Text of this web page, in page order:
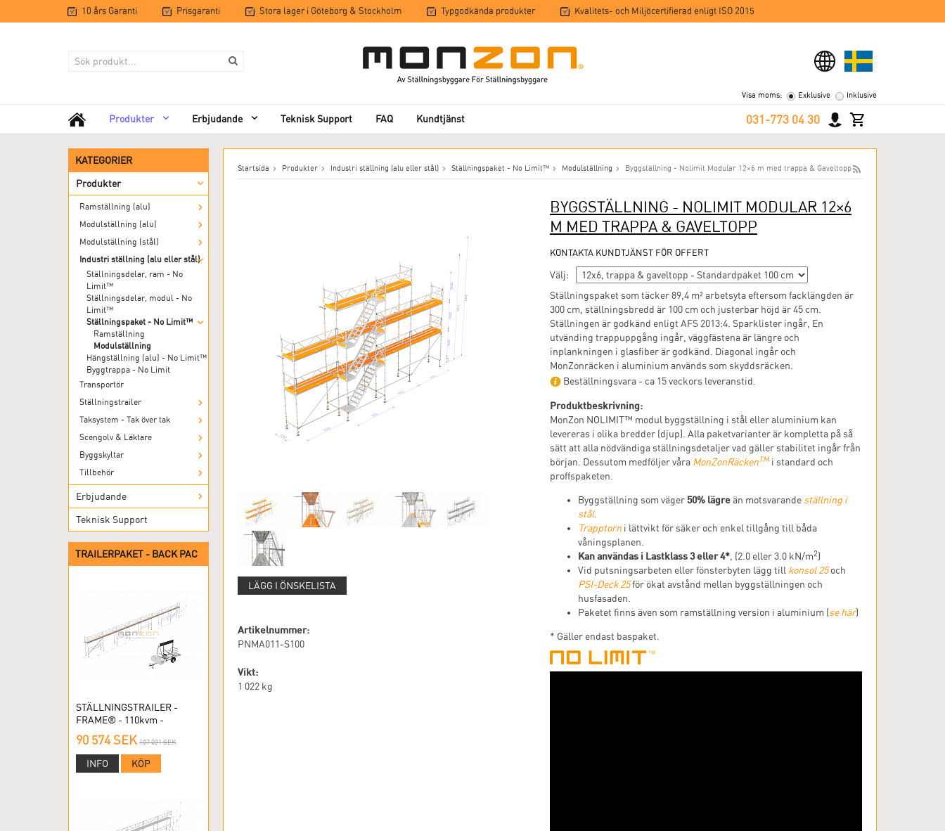
10 års Garanti Prisgaranti Stora lager i Göteborg & Stockholm Typgodkända produkter Kvalitets- och Miljöcertifierad enligt ISO 2015
Visa moms: Exklusive Inklusive
Produkter Erbjudande Teknisk Support FAQ Kundtjänst 031-773 04 30
KATEGORIER
Produkter
Ramställning (alu)
Modulställning (alu)
Modulställning (stål)
Industri ställning (alu eller stål)
Ställningsdelar, ram - No
Limit™
Ställningsdelar, modul - No
Limit™
Ställningspaket - No Limit™
Ramställning
Modulställning
Hängställning (alu) - No Limit™
Byggtrappa - No Limit
Transportör
Ställningstrailer
Taksystem - Tak över tak
Scengolv & Läktare
Byggskyltar
Tillbehör
Erbjudande
Teknisk Support
TRAILERPAKET - BACK PAC
STÄLLNINGSTRAILER -
FRAME® - 110kvm -
RAMSTÄLLNING
90 574 SEK 107 021 SEK
INFO KÖP
Startsida Produkter Industri ställning (alu eller stål) Ställningspaket - No Limit™ Modulställning Byggställning - Nolimit Modular 12×6 m med trappa & Gaveltopp
BYGGSTÄLLNING - NOLIMIT MODULAR 12×6
M MED TRAPPA & GAVELTOPP
KONTAKTA KUNDTJÄNST FÖR OFFERT
Välj:
Ställningspaket som täcker 89,4 m² arbetsyta eftersom facklängden är
300 cm, ställningsbredd är 100 cm och justerbar höjd är 45 cm.
Ställningen är godkänd enligt AFS 2013:4. Sparklister ingår, En
utvänding trappuppgång ingår, väggfästena är längre och
inplankningen i glasfiber är godkänd. Diagonal ingår och
MonZonräcken i aluminium används som skyddsräcken.
Beställningsvara - ca 15 veckors leveranstid.
Produktbeskrivning:
MonZon NOLIMIT™ modul byggställning i stål eller aluminium kan
levereras i olika bredder (djup). Alla paketvarianter är kompletta på så
sätt att alla nödvändiga ställningsdetaljer vad gäller stabilitet ingår från
början. Dessutom medföljer våra MonZonRäckenTM i standard och
proffspaketen.
Byggställning som väger 50% lägreän motsvarande ställning i
stål.
Trapptorn i lättvikt för säker och enkel tillgång till båda
våningsplanen.
Kan användas i Lastklass 3 eller 4*, (2.0 eller 3.0 kN/m2)
Vid putsningsarbeten eller fönsterbyten lägg till konsol 25och
PSI-Deck 25för ökat avstånd mellan byggställningen och
husfasaden.
Paketet finns även som ramställning version i aluminium (se här)
* Gäller endast baspaket.
LÄGG I ÖNSKELISTA
Artikelnummer:
PNMA011-S100
Vikt:
1 022 kg